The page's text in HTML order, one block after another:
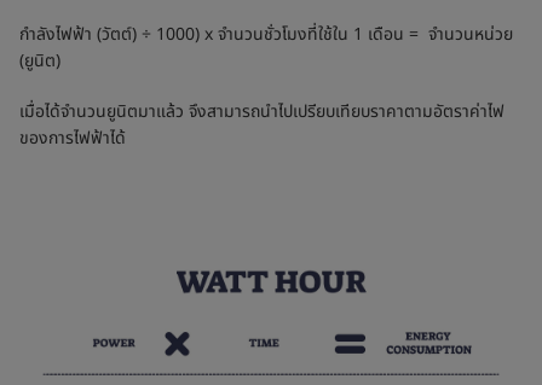
กำลังไฟฟ้า (วัตต์) ÷ 1000) x จำนวนชั่วโมงที่ใช้ใน 1 เดือน = จำนวนหน่วย
(ยูนิต)
เมื่อได้จำนวนยูนิตมาแล้ว จึงสามารถนำไปเปรียบเทียบราคาตามอัตราค่าไฟ
ของการไฟฟ้าได้